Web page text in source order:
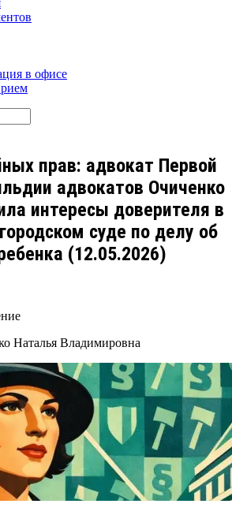
в офисе
прав: адвокат Первой
адвокатов Очиченко
интересы доверителя в
суде по делу об
(12.05.2026)
Наталья Владимировна